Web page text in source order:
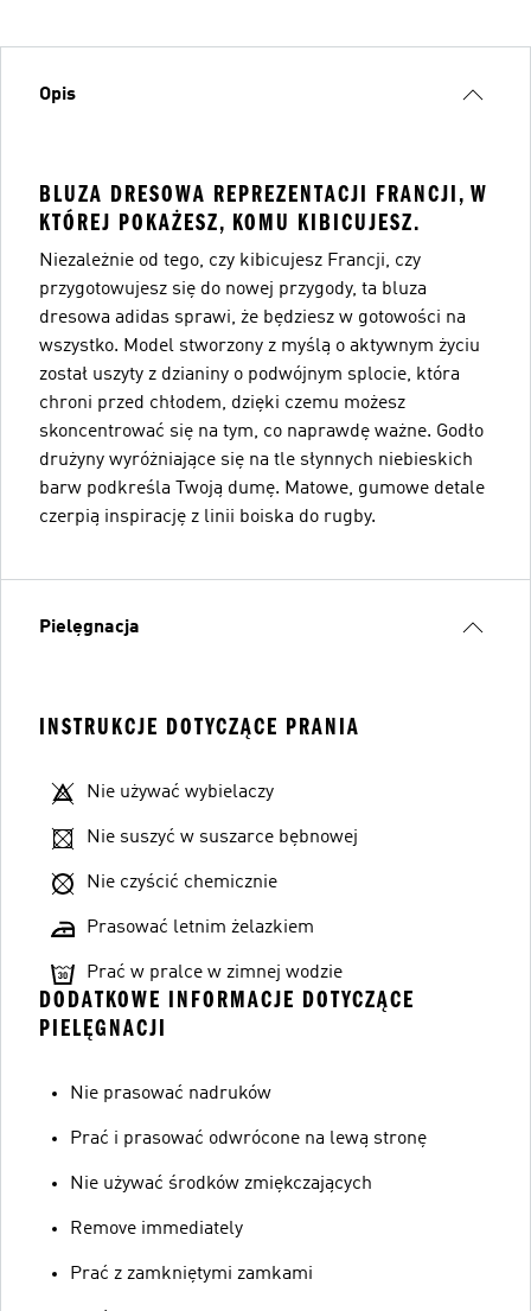
Opis
BLUZA DRESOWA REPREZENTACJI FRANCJI, W
KTÓREJ POKAŻESZ, KOMU KIBICUJESZ.
Niezależnie od tego, czy kibicujesz Francji, czy
przygotowujesz się do nowej przygody, ta bluza
dresowa adidas sprawi, że będziesz w gotowości na
wszystko. Model stworzony z myślą o aktywnym życiu
został uszyty z dzianiny o podwójnym splocie, która
chroni przed chłodem, dzięki czemu możesz
skoncentrować się na tym, co naprawdę ważne. Godło
drużyny wyróżniające się na tle słynnych niebieskich
barw podkreśla Twoją dumę. Matowe, gumowe detale
czerpią inspirację z linii boiska do rugby.
Pielęgnacja
INSTRUKCJE DOTYCZĄCE PRANIA
Nie używać wybielaczy
Nie suszyć w suszarce bębnowej
Nie czyścić chemicznie
Prasować letnim żelazkiem
Prać w pralce w zimnej wodzie
DODATKOWE INFORMACJE DOTYCZĄCE
PIELĘGNACJI
Nie prasować nadruków
Prać i prasować odwrócone na lewą stronę
Nie używać środków zmiękczających
Remove immediately
Prać z zamkniętymi zamkami